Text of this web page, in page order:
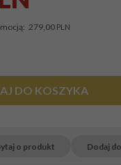
279,00 PLN
DO KOSZYKA
o produkt Dodaj